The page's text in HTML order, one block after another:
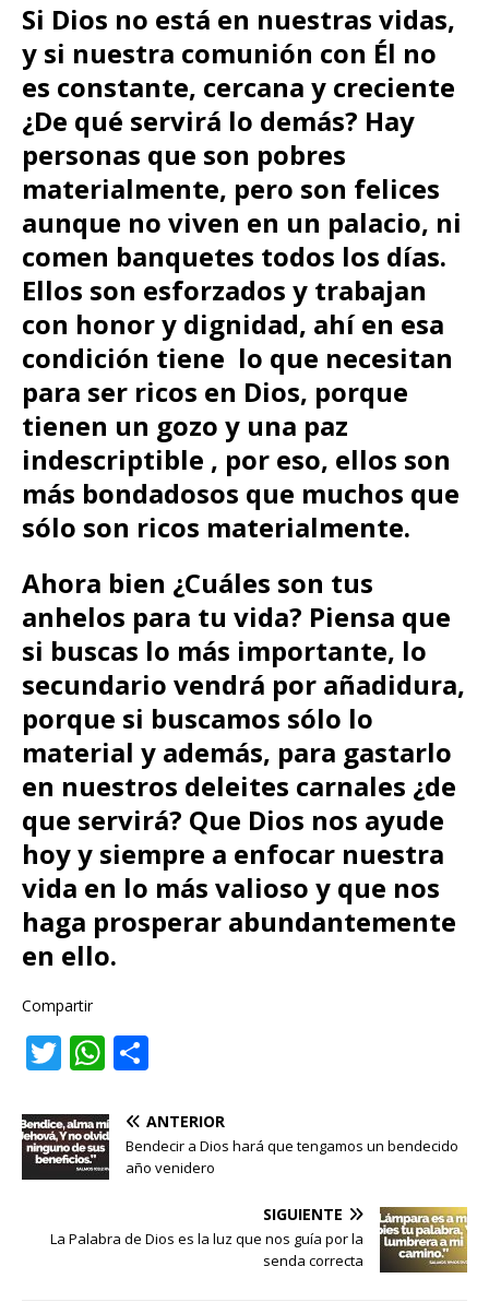
Si Dios no está en nuestras vidas,
y si nuestra comunión con Él no
es constante, cercana y creciente
¿De qué servirá lo demás? Hay
personas que son pobres
materialmente, pero son felices
aunque no viven en un palacio, ni
comen banquetes todos los días.
Ellos son esforzados y trabajan
con honor y dignidad, ahí en esa
condición tiene lo que necesitan
para ser ricos en Dios, porque
tienen un gozo y una paz
indescriptible , por eso, ellos son
más bondadosos que muchos que
sólo son ricos materialmente.
Ahora bien ¿Cuáles son tus
anhelos para tu vida? Piensa que
si buscas lo más importante, lo
secundario vendrá por añadidura,
porque si buscamos sólo lo
material y además, para gastarlo
en nuestros deleites carnales ¿de
que servirá? Que Dios nos ayude
hoy y siempre a enfocar nuestra
vida en lo más valioso y que nos
haga prosperar abundantemente
en ello.
Compartir
T
it
te
r
W
at
s
A
p
m
p
ti
ANTERIOR
Bendecir a Dios hará que tengamos un bendecido
año venidero
SIGUIENTE
La Palabra de Dios es la luz que nos guía por la
senda correcta